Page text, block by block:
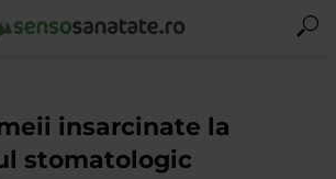
insarcinate la
stomatologic